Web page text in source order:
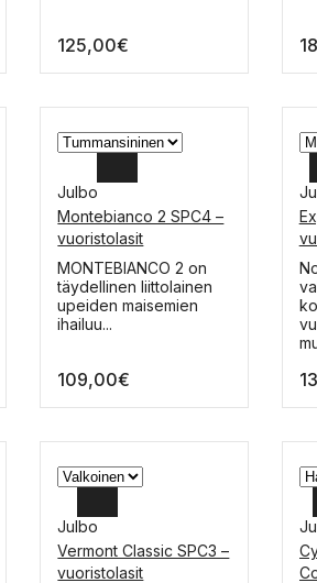
tehdä
125,00€
Julbo
Montebianco 2 SPC4 –
vuoristolasit
Tällä
tuotteella
on
useampi
tehdä
MONTEBIANCO 2 on
täydellinen liittolainen
upeiden maisemien
ihailuu...
109,00€
Julbo
Vermont Classic SPC3 –
vuoristolasit